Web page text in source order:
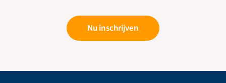
Nu inschrijven